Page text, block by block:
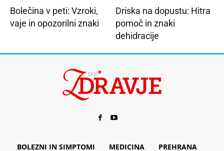
Bolečina v peti: Vzroki,
vaje in opozorilni znaki
Driska na dopustu: Hitra
pomoč in znaki
dehidracije
BOLEZNI IN SIMPTOMI MEDICINA PREHRANA